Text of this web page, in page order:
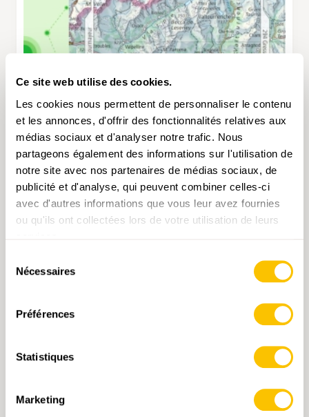
Ce site web utilise des cookies.
Les cookies nous permettent de personnaliser le contenu
et les annonces, d'offrir des fonctionnalités relatives aux
médias sociaux et d'analyser notre trafic. Nous
partageons également des informations sur l'utilisation de
notre site avec nos partenaires de médias sociaux, de
publicité et d'analyse, qui peuvent combiner celles-ci
avec d'autres informations que vous leur avez fournies
ou qu'ils ont collectées lors de votre utilisation de leurs
Nécessaires
Préférences
Statistiques
Marketing